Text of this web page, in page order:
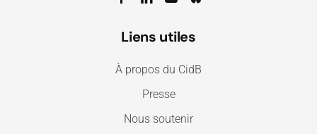
Liens utiles
À propos du CidB
Presse
Nous soutenir